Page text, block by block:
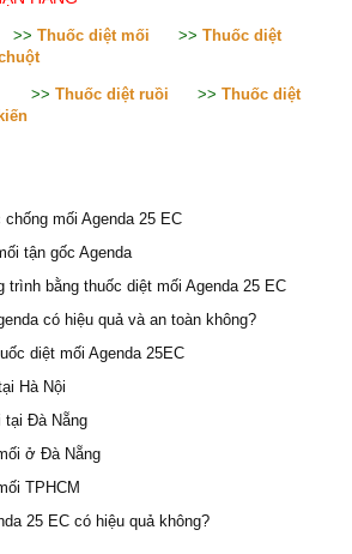
>> Thuốc diệt mối >> Thuốc diệt
>> Thuốc diệt ruồi >> Thuốc diệt
mối Agenda 25 EC
tận gốc Agenda
trình bằng thuốc diệt mối Agenda 25 EC
có hiệu quả và an toàn không?
diệt mối Agenda 25EC
Hà Nội
tại Đà Nẵng
ở Đà Nẵng
TPHCM
25 EC có hiệu quả không?